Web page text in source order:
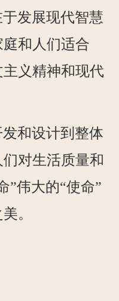
发展现代智慧
和人们适合
义精神和现代
和设计到整体
对生活质量和
”伟大的“使命”
。